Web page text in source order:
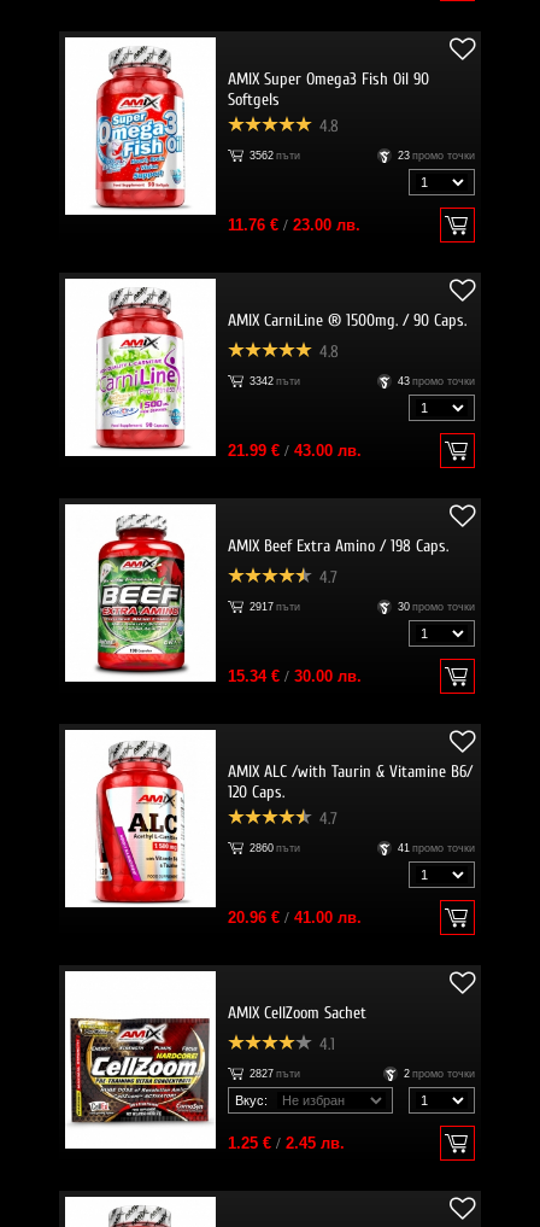
AMIX Super Omega3 Fish Oil 90
Softgels
4.8
3562 пъти 23 промо точки
11.76 €/ 23.00 лв.
AMIX CarniLine ® 1500mg. / 90 Caps.
4.8
3342 пъти 43 промо точки
21.99 €/ 43.00 лв.
AMIX Beef Extra Amino / 198 Caps.
4.7
2917 пъти 30 промо точки
15.34 €/ 30.00 лв.
AMIX ALC /with Taurin & Vitamine B6/
120 Caps.
4.7
2860 пъти 41 промо точки
20.96 €/ 41.00 лв.
AMIX CellZoom Sachet
4.1
2827 пъти 2 промо точки
Вкус:
1.25 €/ 2.45 лв.